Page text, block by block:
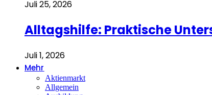
Juli 25, 2026
Alltagshilfe: Praktische
Juli 1, 2026
Mehr
Aktienmarkt
Allgemein